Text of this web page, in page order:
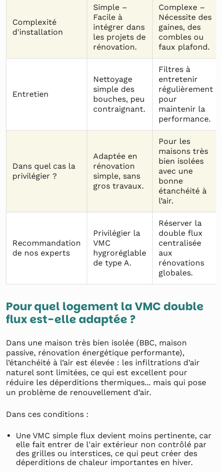
Complexité
d'installation
Simple –
Facile à
intégrer dans
les projets de
rénovation.
Complexe –
Nécessite des
gaines, des
combles ou
faux plafond.
Entretien
Nettoyage
simple des
bouches, peu
contraignant.
Filtres à
entretenir
régulièrement
pour
maintenir la
performance.
Dans quel cas la
privilégier ?
Adaptée en
rénovation
simple, sans
gros travaux.
Pour les
maisons très
bien isolées
avec une
bonne
étanchéité à
l’air.
Recommandation
de nos experts
Privilégier la
VMC
hygroréglable
de type A.
Réserver la
double flux
centralisée
aux
rénovations
globales.
Pour quel logement la VMC double
flux est-elle adaptée ?
Dans une maison très bien isolée (BBC, maison
passive, rénovation énergétique performante),
l’étanchéité à l’air est élevée : les infiltrations d’air
naturel sont limitées, ce qui est excellent pour
réduire les déperditions thermiques... mais qui pose
un problème de renouvellement d’air.
Dans ces conditions :
Une VMC simple flux devient moins pertinente, car
elle fait entrer de l'air extérieur non contrôlé par
des grilles ou interstices, ce qui peut créer des
déperditions de chaleur importantes en hiver.